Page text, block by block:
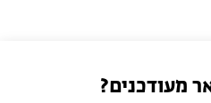
מעודכנים?